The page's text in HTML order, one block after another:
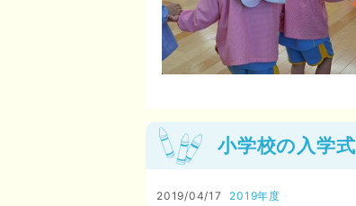
小学校の入学式
2019/04/17 2019年度